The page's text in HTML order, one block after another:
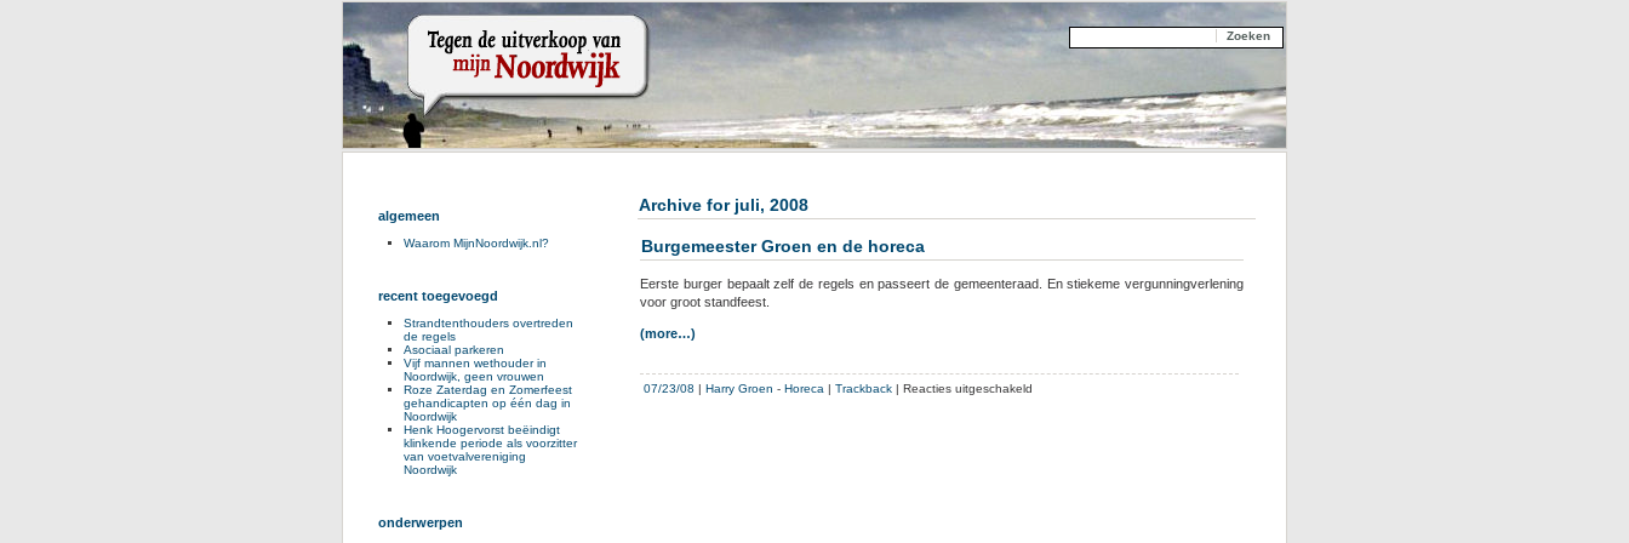
Archive for juli, 2008
Burgemeester Groen en de horeca
Eerste burger bepaalt zelf de regels en passeert de gemeenteraad. En stiekeme vergunningverlening
voor groot standfeest.
(more…)
07/23/08 | Harry Groen - Horeca | Trackback | Reacties uitgeschakeld
algemeen
Waarom MijnNoordwijk.nl?
recent toegevoegd
Strandtenthouders overtreden
de regels
Asociaal parkeren
Vijf mannen wethouder in
Noordwijk, geen vrouwen
Roze Zaterdag en Zomerfeest
gehandicapten op één dag in
Noordwijk
Henk Hoogervorst beëindigt
klinkende periode als voorzitter
van voetvalvereniging
Noordwijk
onderwerpen